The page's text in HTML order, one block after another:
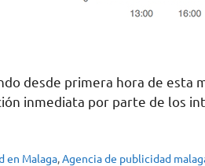
desde primera hora de esta
inmediata por parte de los
en Malaga,Agencia de publicidad